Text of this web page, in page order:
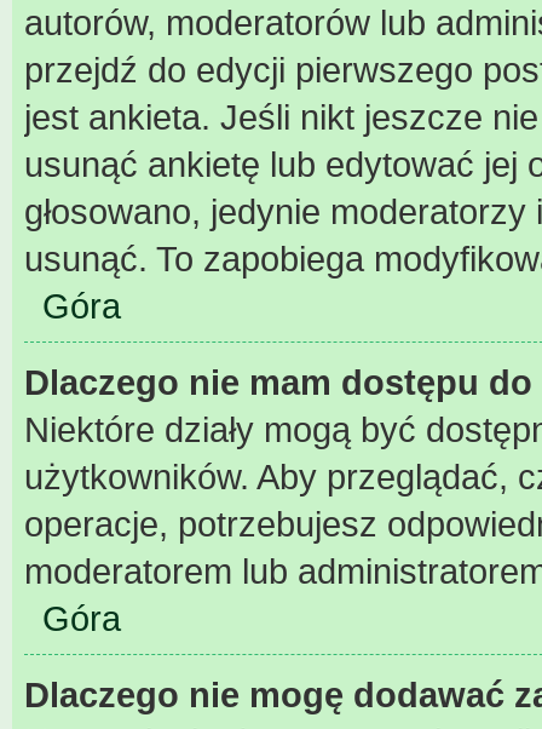
autorów, moderatorów lub
przejdź do edycji pierwszego
jest ankieta. Jeśli nikt jeszcze
usunąć ankietę lub edytować jej
głosowano, jedynie
usunąć. To zapobiega
Góra
Dlaczego nie mam dostępu do
Niektóre działy mogą być
użytkowników. Aby przeglądać,
operacje, potrzebujesz
moderatorem lub
Góra
Dlaczego nie mogę dodawać